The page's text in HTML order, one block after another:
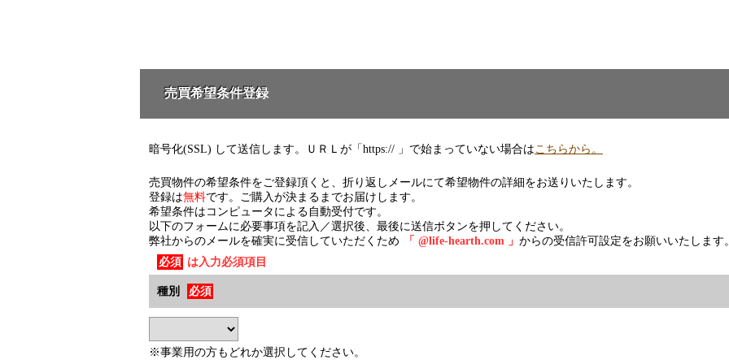
売買希望条件登録
暗号化(SSL) して送信します。ＵＲＬが「https:// 」で始まっていない場合はこちらから。
売買物件の希望条件をご登録頂くと、折り返しメールにて希望物件の詳細をお送りいたします。
登録は無料です。ご購入が決まるまでお届けします。
希望条件はコンピュータによる自動受付です。
以下のフォームに必要事項を記入／選択後、最後に送信ボタンを押してください。
弊社からのメールを確実に受信していただくため
「 @life-hearth.com 」 からの受信許可設定をお願いいたします
必須 は入力必須項目
種別 必須
※事業用の方もどれか選択してください。